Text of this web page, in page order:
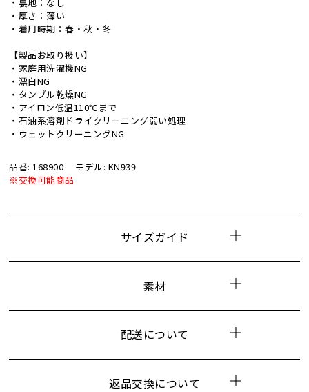
・厚さ：薄い
・着用時期：春・秋・冬
【製品お取り扱い】
・家庭用洗濯機NG
・漂白NG
・タンブル乾燥NG
・アイロン低温110℃まで
・石油系溶剤ドライクリーニング弱い処理
・ウェットクリーニングNG
品番: 168900
モデル: KN939
※交換可能商品
サイズガイド
素材
配送について
返品交換について